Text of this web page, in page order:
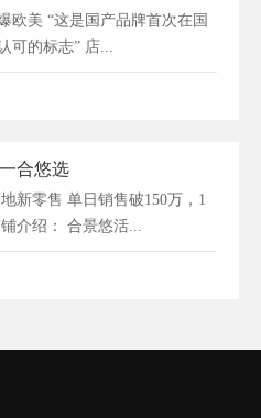
欧美 “这是国产品牌首次在国
可的标志” 店...
合悠选
新零售 单日销售破150万，1
介绍： 合景悠活...